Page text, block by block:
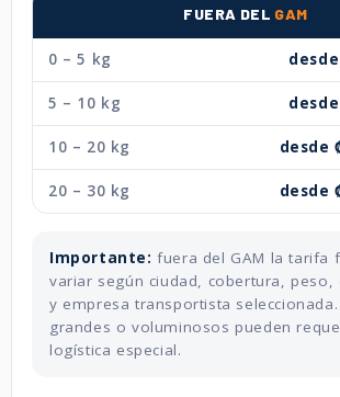
FUERA DEL GAM
0 – 5 kg
5 – 10 kg
10 – 20 kg desde
20 – 30 kg desde
Importante: fuera del GAM la tarifa
variar según ciudad, cobertura, peso,
y empresa transportista
grandes o voluminosos pueden
logística especial.